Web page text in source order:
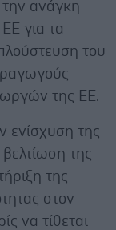
ανάγκη
για τα
του
της ΕΕ.
ενίσχυση της
της
της
στον
να τίθεται